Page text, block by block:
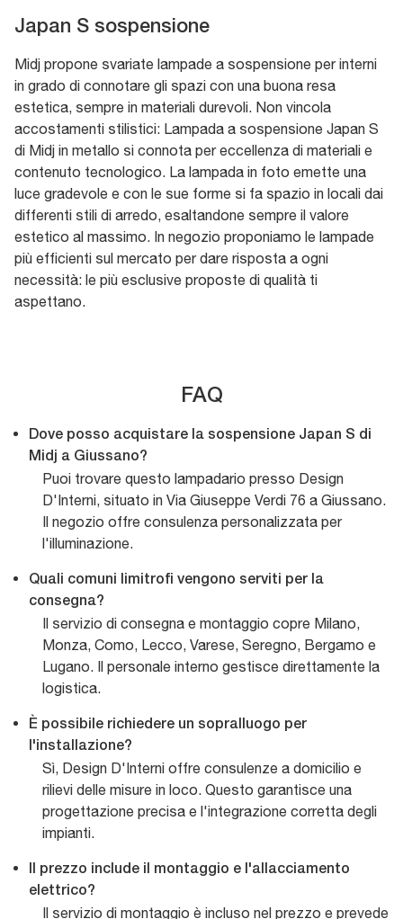
Japan S sospensione
Midj propone svariate lampade a sospensione per interni
in grado di connotare gli spazi con una buona resa
estetica, sempre in materiali durevoli. Non vincola
accostamenti stilistici: Lampada a sospensione Japan S
di Midj in metallo si connota per eccellenza di materiali e
contenuto tecnologico. La lampada in foto emette una
luce gradevole e con le sue forme si fa spazio in locali dai
differenti stili di arredo, esaltandone sempre il valore
estetico al massimo. In negozio proponiamo le lampade
più efficienti sul mercato per dare risposta a ogni
necessità: le più esclusive proposte di qualità ti
aspettano.
FAQ
Dove posso acquistare la sospensione Japan S di
Midj a Giussano?
Puoi trovare questo lampadario presso Design
D'Interni, situato in Via Giuseppe Verdi 76 a Giussano.
Il negozio offre consulenza personalizzata per
l'illuminazione.
Quali comuni limitrofi vengono serviti per la
consegna?
Il servizio di consegna e montaggio copre Milano,
Monza, Como, Lecco, Varese, Seregno, Bergamo e
Lugano. Il personale interno gestisce direttamente la
logistica.
È possibile richiedere un sopralluogo per
l'installazione?
Sì, Design D'Interni offre consulenze a domicilio e
rilievi delle misure in loco. Questo garantisce una
progettazione precisa e l'integrazione corretta degli
impianti.
Il prezzo include il montaggio e l'allacciamento
elettrico?
Il servizio di montaggio è incluso nel prezzo e prevede